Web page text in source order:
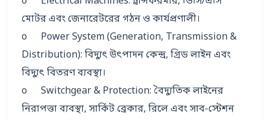
মোটর এবং জেনারেটরের গঠন ও কার্যপ্রণালী।
o	Power System (Generation, Transmission &
Distribution): বিদ্যুৎ উৎপাদন কেন্দ্র, গ্রিড লাইন এবং
বিদ্যুৎ বিতরণ ব্যবস্থা।
o	Switchgear & Protection: বৈদ্যুতিক লাইনের
নিরাপত্তা ব্যবস্থা, সার্কিট ব্রেকার, রিলে এবং সাব-স্টেশন